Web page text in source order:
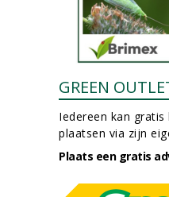
GREEN
Iedereen kan
plaatsen via zijn
Plaats een gratis